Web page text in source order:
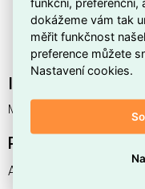
pro lištu DIN
Jednopólové
kde postačuje
Můstek A 8+4 krytý
Podrobný popis
A 8+4
dokážeme vám tak
měřit funkčnost
preference můžete
Nastavení cookies.